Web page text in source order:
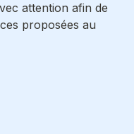
attention afin de
proposées au